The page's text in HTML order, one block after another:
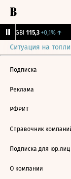
RGBI 115,3 +0,1%↑
Ситуация на
Подписка
Реклама
РФРИТ
Справочник
Подписка для юр.лиц
О компании